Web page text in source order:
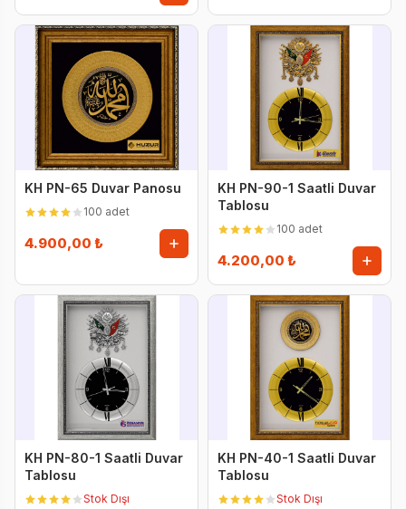
KH PN-65 Duvar Panosu
100 adet
4.900,00 ₺
KH PN-90-1 Saatli Duvar
Tablosu
100 adet
4.200,00 ₺
KH PN-80-1 Saatli Duvar
Tablosu
Stok Dışı
KH PN-40-1 Saatli Duvar
Tablosu
Stok Dışı